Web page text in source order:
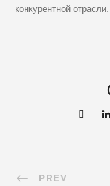
конкурентной отрасли.
PREV